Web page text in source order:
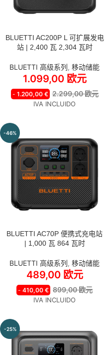
BLUETTI AC200P L 可扩展发电
站 | 2,400 瓦 2,304 瓦时
BLUETTI 高级系列, 移动储能
1.099,00 欧元
- 1.200,00 € 2.299,00欧元
IVA INCLUIDO
-46%
BLUETTI AC70P 便携式充电站
| 1,000 瓦 864 瓦时
BLUETTI 高级系列, 移动储能
489,00 欧元
- 410,00 € 899,00欧元
IVA INCLUIDO
-25%